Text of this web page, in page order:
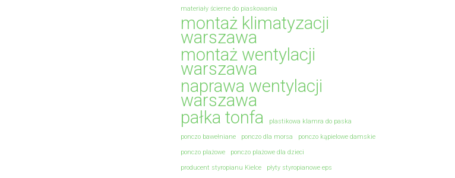
materiały ścierne do piaskowania
montaż klimatyzacji
warszawa
montaż wentylacji
warszawa
naprawa wentylacji
warszawa
pałka tonfa
plastikowa klamra do paska
ponczo bawełniane
ponczo dla morsa
ponczo kąpielowe damskie
ponczo plażowe
ponczo plażowe dla dzieci
producent styropianu Kielce
płyty styropianowe eps